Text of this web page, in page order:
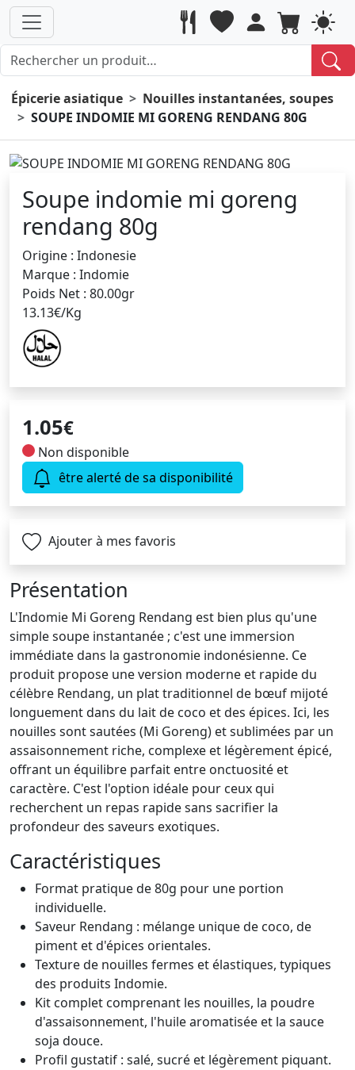
Épicerie asiatique
Nouilles instantanées, soupes
SOUPE INDOMIE MI GORENG RENDANG 80G
Soupe indomie mi goreng
rendang 80g
Origine : Indonesie
Marque : Indomie
Poids Net : 80.00gr
13.13€/Kg
1.05€
Non disponible
être alerté de sa disponibilité
Ajouter à mes favoris
Présentation
L'Indomie Mi Goreng Rendang est bien plus qu'une
simple soupe instantanée ; c'est une immersion
immédiate dans la gastronomie indonésienne. Ce
produit propose une version moderne et rapide du
célèbre Rendang, un plat traditionnel de bœuf mijoté
longuement dans du lait de coco et des épices. Ici, les
nouilles sont sautées (Mi Goreng) et sublimées par un
assaisonnement riche, complexe et légèrement épicé,
offrant un équilibre parfait entre onctuosité et
caractère. C'est l'option idéale pour ceux qui
recherchent un repas rapide sans sacrifier la
profondeur des saveurs exotiques.
Caractéristiques
Format pratique de 80g pour une portion
individuelle.
Saveur Rendang : mélange unique de coco, de
piment et d'épices orientales.
Texture de nouilles fermes et élastiques, typiques
des produits Indomie.
Kit complet comprenant les nouilles, la poudre
d'assaisonnement, l'huile aromatisée et la sauce
soja douce.
Profil gustatif : salé, sucré et légèrement piquant.